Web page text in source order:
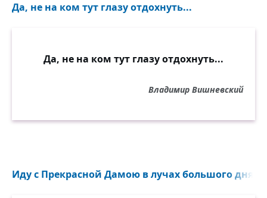
Да, не на ком тут глазу отдохнуть...
Да, не на ком тут глазу отдохнуть...
Владимир Вишневский
Иду с Прекрасной Дамою в лучах большого дня...